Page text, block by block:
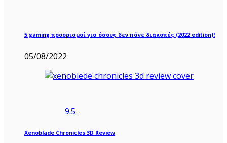
5 gaming προορισμοί για όσους δεν πάνε διακοπές (2022 edition)!
05/08/2022
9.5
Xenoblade Chronicles 3D Review